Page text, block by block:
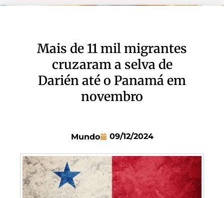
Mais de 11 mil migrantes
cruzaram a selva de
Darién até o Panamá em
novembro
Mundo 09/12/2024